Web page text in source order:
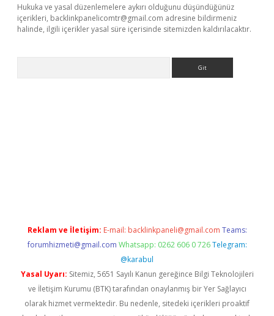
Hukuka ve yasal düzenlemelere aykırı olduğunu düşündüğünüz
içerikleri, backlinkpanelicomtr@gmail.com adresine bildirmeniz
halinde, ilgili içerikler yasal süre içerisinde sitemizden kaldırılacaktır.
Reklam ve İletişim: E-mail: backlinkpaneli@gmail.com Teams:
forumhizmeti@gmail.com Whatsapp: 0262 606 0 726 Telegram:
@karabul
Yasal Uyarı: Sitemiz, 5651 Sayılı Kanun gereğince Bilgi Teknolojileri
ve İletişim Kurumu (BTK) tarafından onaylanmış bir Yer Sağlayıcı
olarak hizmet vermektedir. Bu nedenle, sitedeki içerikleri proaktif